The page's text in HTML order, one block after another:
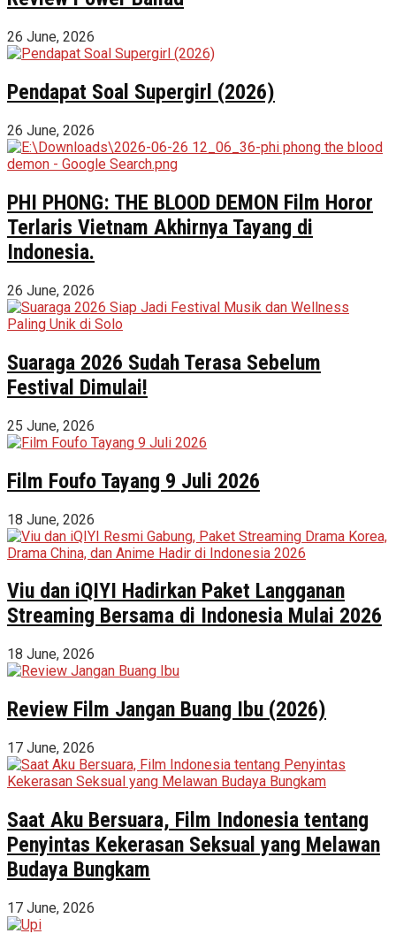
26 June, 2026
Pendapat Soal Supergirl (2026)
26 June, 2026
PHI PHONG: THE BLOOD DEMON Film Horor
Terlaris Vietnam Akhirnya Tayang di
Indonesia.
26 June, 2026
Suaraga 2026 Sudah Terasa Sebelum
Festival Dimulai!
25 June, 2026
Film Foufo Tayang 9 Juli 2026
18 June, 2026
Viu dan iQIYI Hadirkan Paket Langganan
Streaming Bersama di Indonesia Mulai 2026
18 June, 2026
Review Film Jangan Buang Ibu (2026)
17 June, 2026
Saat Aku Bersuara, Film Indonesia tentang
Penyintas Kekerasan Seksual yang Melawan
Budaya Bungkam
17 June, 2026